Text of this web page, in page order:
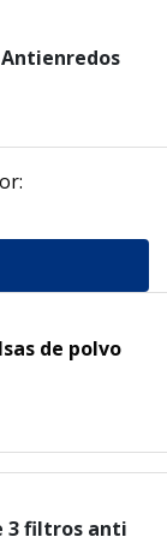
de polvo
3 filtros anti